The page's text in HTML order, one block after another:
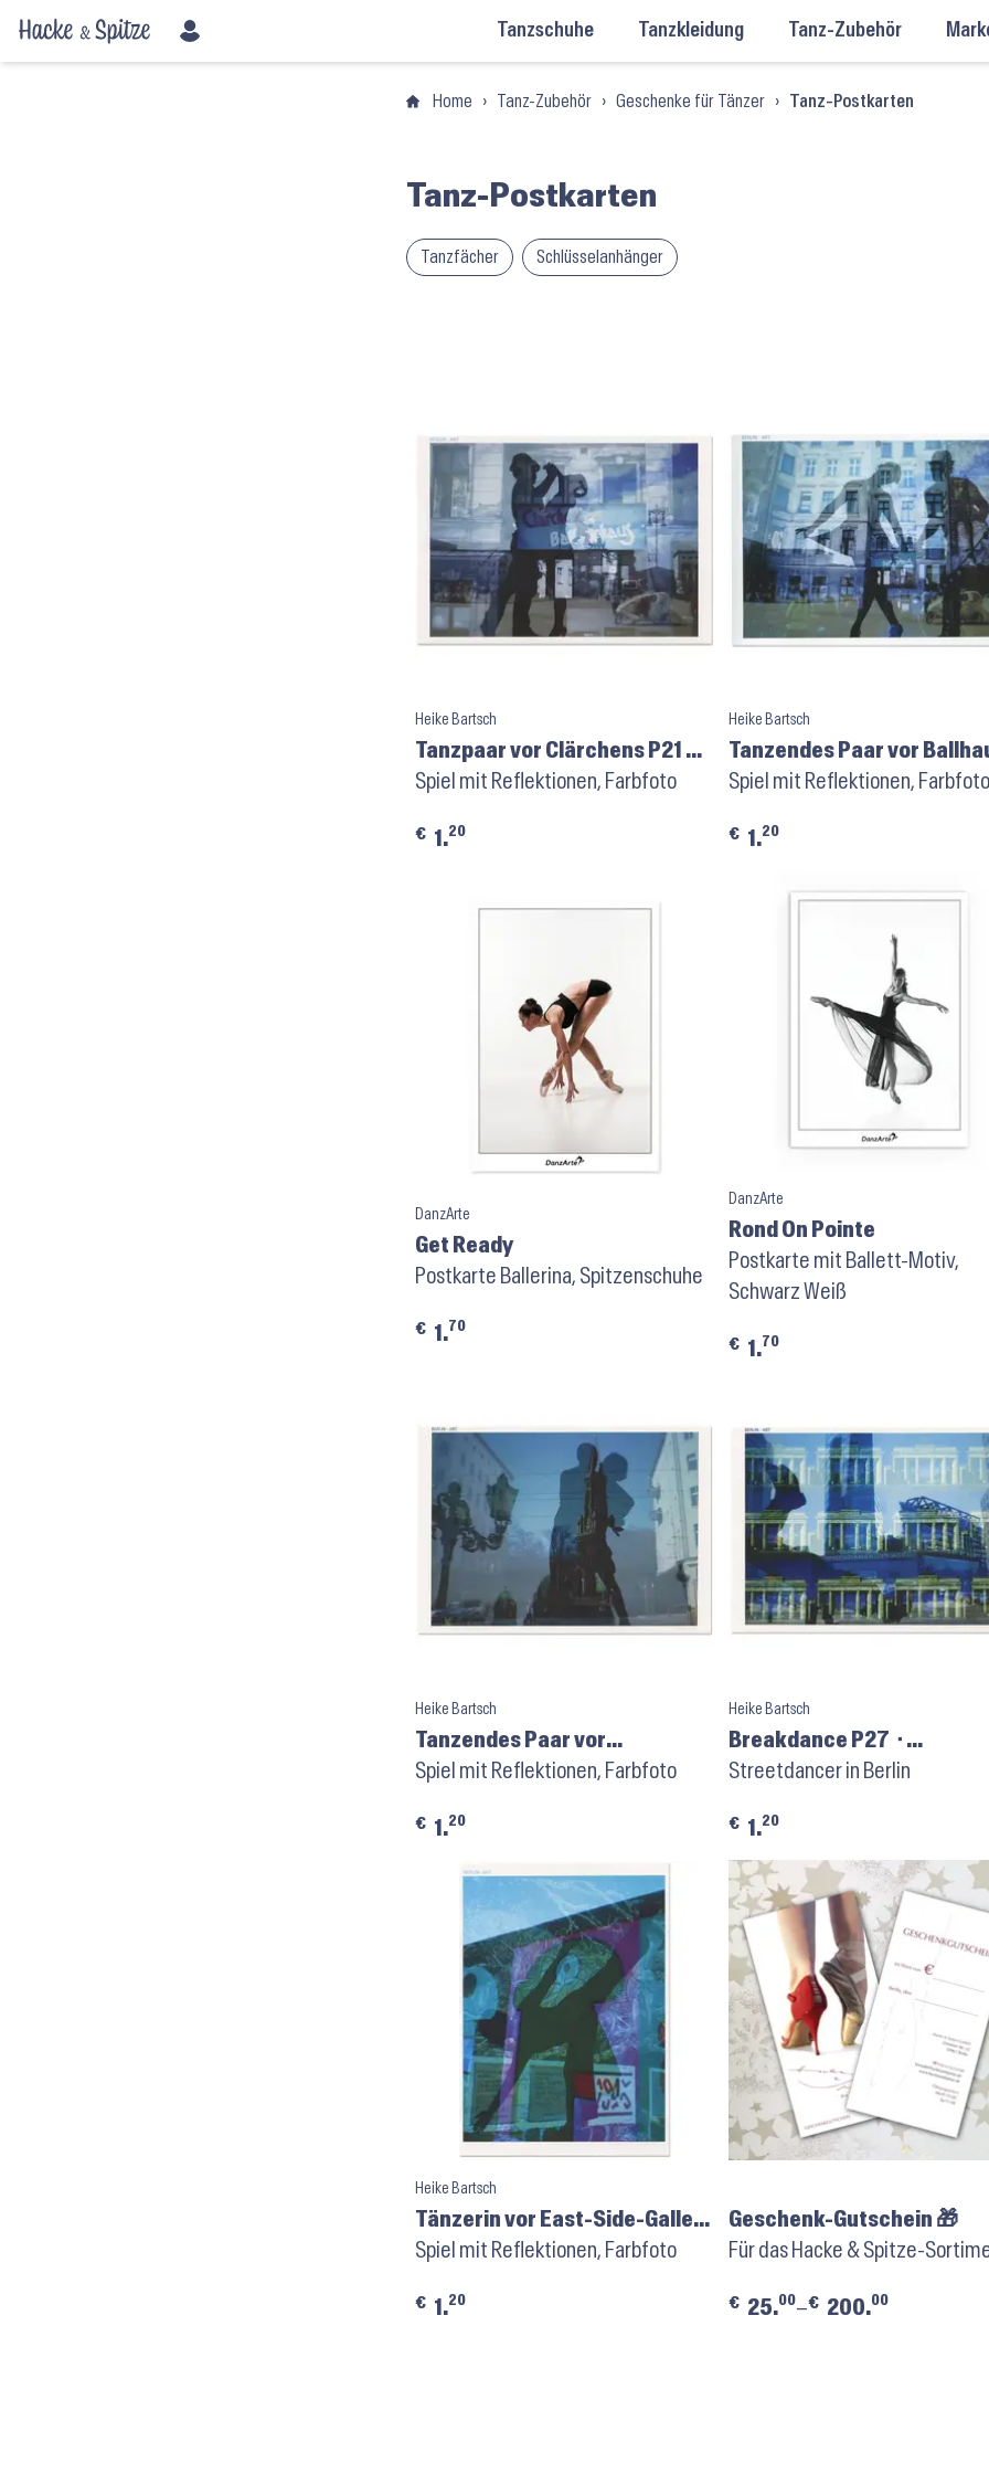
Tanzschuhe Tanzkleidung Tanz-Zubehör
Home › Tanz-Zubehör › Geschenke für Tänzer › Tanz-Postkarten
Tanz-Postkarten
Tanzfächer Schlüsselanhänger
Heike Bartsch
Tanzpaar vor Clärchens P21 ⬝
Tanz-Postkarte
Spiel mit Reflektionen, Farbfoto
€ 1.20
Heike Bartsch
Tanzendes Paar vor
P4 ⬝ Kunstpostkarte
Spiel mit Reflektionen, Farbfoto
€ 1.20
DanzArte
Get Ready
Postkarte Ballerina, Spitzenschuhe
€ 1.70
DanzArte
Rond On Pointe
Postkarte mit Ballett-Motiv,
Schwarz Weiß
€ 1.70
Heike Bartsch
Tanzendes Paar vor
Zionskirche P30 ⬝ Tanz-
Spiel mit Reflektionen, Farbfoto
€ 1.20
Heike Bartsch
Breakdance P27 ⬝
Kunstpostkarte
Streetdancer in Berlin
€ 1.20
Heike Bartsch
Tänzerin vor East-Side-Gallery
P52 ⬝ Kunstpostkarte
Spiel mit Reflektionen, Farbfoto
€ 1.20
Geschenk-Gutschein 🎁
Für das Hacke & Spitze-
€ 25.00–€ 200.00